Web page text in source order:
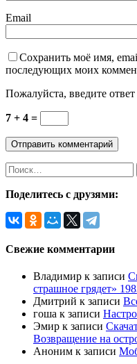
Email
Сохранить моё имя,
последующих моих
Пожалуйста, введите
7 + 4 =
Поделитесь с друзями:
Свежие комментарии
Владимир к записи
страшное грядет»
Дмитрий к записи
гоша к записи
Эмир к записи
Возвращение на
Аноним к записи